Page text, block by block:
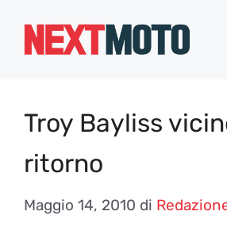
Troy Bayliss
ritorno
Maggio 14, 2010 di